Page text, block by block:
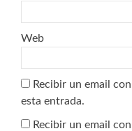
Web
Recibir un email
esta entrada.
Recibir un email